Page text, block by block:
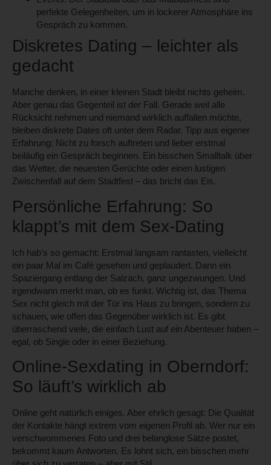
perfekte Gelegenheiten, um in lockerer Atmosphäre ins
Gespräch zu kommen.
Diskretes Dating – leichter als
gedacht
Manche denken, in einer kleinen Stadt bleibt nichts geheim.
Aber genau das Gegenteil ist der Fall. Gerade weil alle
Rücksicht nehmen und niemand wirklich auffallen möchte,
bleiben diskrete Dates oft unter dem Radar. Tipp aus eigener
Erfahrung: Nicht zu forsch auftreten und lieber erstmal
beiläufig ein Gespräch beginnen. Ein bisschen Smalltalk über
das Wetter, die neuesten Gerüchte oder einen lustigen
Zwischenfall auf dem Stadtfest – das bricht das Eis.
Persönliche Erfahrung: So
klappt’s mit dem Sex-Dating
Ich hab’s so gemacht: Erstmal langsam rantasten, vielleicht
ein paar Mal im Café gesehen und geplaudert. Dann ein
Spaziergang entlang der Salzach, ganz ungezwungen. Und
irgendwann merkt man, ob es funkt. Wichtig ist, das Thema
Sex nicht gleich mit der Tür ins Haus zu bringen, sondern zu
schauen, wie offen das Gegenüber wirklich ist. Es gibt
überraschend viele, die einfach Lust auf ein Abenteuer haben –
egal, ob Single oder in einer Beziehung.
Online-Sexdating in Oberndorf:
So läuft’s wirklich ab
Online geht natürlich einiges. Aber ehrlich gesagt: Die Qualität
der Kontakte hängt extrem vom eigenen Profil ab. Wer nur ein
verschwommenes Foto und drei belanglose Sätze postet,
bekommt kaum Antworten. Es lohnt sich, ein bisschen mehr